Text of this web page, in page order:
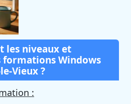
les niveaux et
formations Windows
Vieux ?
: